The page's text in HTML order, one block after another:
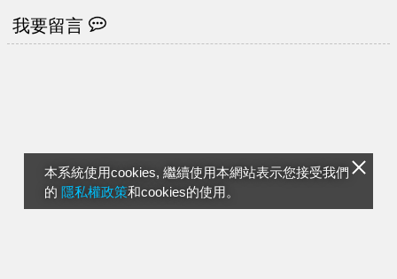
本系統使用cookies, 繼續使用本網站表示您接受我們
的 隱私權政策和cookies的使用。
我要留言